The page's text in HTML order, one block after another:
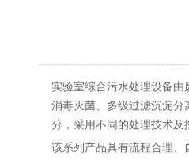
实验室综合污水处理设备
消毒灭菌、多级过滤沉淀
分，采用不同的处理技术及
该系列产品具有流程合理